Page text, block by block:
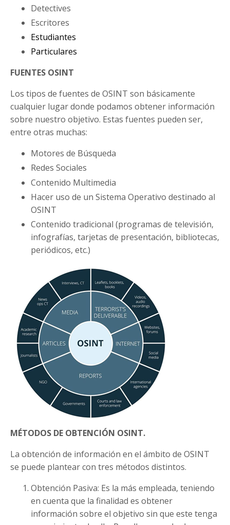
Detectives
Escritores
Estudiantes
Particulares
FUENTES OSINT
Los tipos de fuentes de OSINT son básicamente
cualquier lugar donde podamos obtener información
sobre nuestro objetivo. Estas fuentes pueden ser,
entre otras muchas:
Motores de Búsqueda
Redes Sociales
Contenido Multimedia
Hacer uso de un Sistema Operativo destinado al
OSINT
Contenido tradicional (programas de televisión,
infografías, tarjetas de presentación, bibliotecas,
periódicos, etc.)
MÉTODOS DE OBTENCIÓN OSINT.
La obtención de información en el ámbito de OSINT
se puede plantear con tres métodos distintos.
Obtención Pasiva: Es la más empleada, teniendo
en cuenta que la finalidad es obtener
información sobre el objetivo sin que este tenga